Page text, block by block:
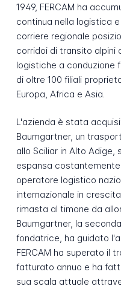
1949, FERCAM ha
continua nella logistica
corriere regionale
corridoi di transito alpini
logistiche a conduzione
di oltre 100 filiali
Europa, Africa e Asia.
L'azienda è stata
Baumgartner, un
allo Sciliar in Alto Adige,
espansa
operatore logistico
internazionale in
rimasta al timone da
Baumgartner, la
fondatrice, ha guidato
FERCAM ha superato il
fatturato annuo e ha
sua scala attuale